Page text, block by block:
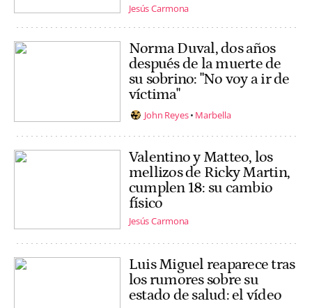
Jesús Carmona
Norma Duval, dos años
después de la muerte de
su sobrino: "No voy a ir de
víctima"
John Reyes Marbella
Valentino y Matteo, los
mellizos de Ricky Martin,
cumplen 18: su cambio
físico
Jesús Carmona
Luis Miguel reaparece tras
los rumores sobre su
estado de salud: el vídeo